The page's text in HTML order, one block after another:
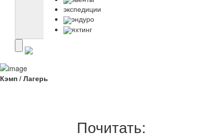
экспедиции
эндуро
яхтинг
Кэмп / Лагерь
Почитать: